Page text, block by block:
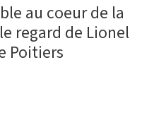
au coeur de la
regard de Lionel
Poitiers